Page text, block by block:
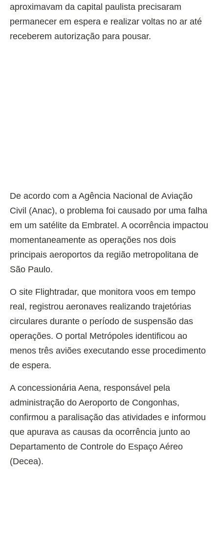
aproximavam da capital paulista precisaram
permanecer em espera e realizar voltas no ar até
receberem autorização para pousar.
De acordo com a Agência Nacional de Aviação
Civil (Anac), o problema foi causado por uma falha
em um satélite da Embratel. A ocorrência impactou
momentaneamente as operações nos dois
principais aeroportos da região metropolitana de
São Paulo.
O site Flightradar, que monitora voos em tempo
real, registrou aeronaves realizando trajetórias
circulares durante o período de suspensão das
operações. O portal Metrópoles identificou ao
menos três aviões executando esse procedimento
de espera.
A concessionária Aena, responsável pela
administração do Aeroporto de Congonhas,
confirmou a paralisação das atividades e informou
que apurava as causas da ocorrência junto ao
Departamento de Controle do Espaço Aéreo
(Decea).